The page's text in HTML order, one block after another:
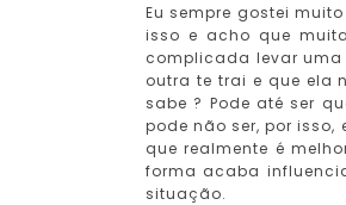
Eu sempre gostei
isso e acho que
complicada levar uma
outra te trai e que ela
sabe ? Pode até ser
pode não ser, por
que realmente é
forma acaba
situação.